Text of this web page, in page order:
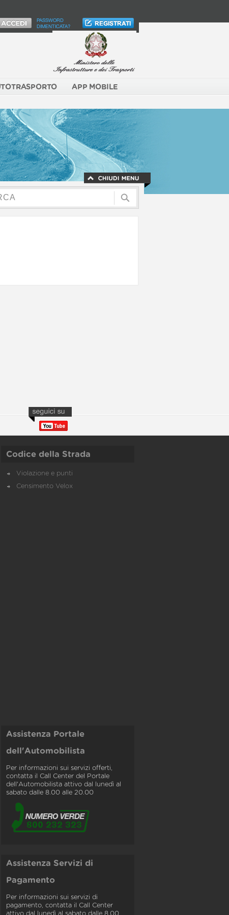
PASSWORD
DIMENTICATA?
APP MOBILE
Codice della Strada
Violazione e punti
Censimento Velox
Assistenza Portale
dell'Automobilista
Per informazioni sui servizi offerti,
contatta il Call Center del Portale
dell'Automobilista attivo dal lunedì al
sabato dalle 8.00 alle 20.00
Assistenza Servizi di
Pagamento
Per informazioni sui servizi di
pagamento, contatta il Call Center